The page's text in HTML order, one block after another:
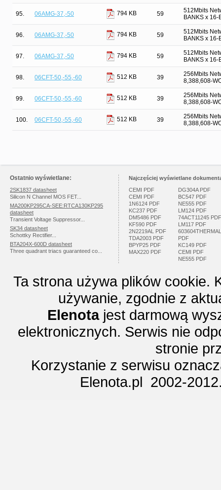
95. 06AMG-37,-50 794 KB 59
512Mbits
BANKS x 16-
96. 06AMG-37,-50 794 KB 59
512Mbits
BANKS x 16-
97. 06AMG-37,-50 794 KB 59
512Mbits
BANKS x 16-
98. 06CFT-50,-55,-60 512 KB 39
256Mbits
8,388,608-
99. 06CFT-50,-55,-60 512 KB 39
256Mbits
8,388,608-
100. 06CFT-50,-55,-60 512 KB 39
256Mbits
8,388,608-
Ostatnio wyświetlane:
2SK1837 datasheet
Silicon N Channel MOS FET...
MA200KP295CA-SEE:RTCA130KP295
datasheet
Transient Voltage Suppressor...
SK34 datasheet
Schottky Rectifier...
BTA204X-600D datasheet
Three quadrant triacs guaranteed co...
Najczęściej wyświetlane
CEMI PDF
CEMI PDF
1N6124 PDF
KC237 PDF
DM5486 PDF
KF590 PDF
2N2219AL PDF
TDA2003 PDF
BPYP25 PDF
MAX220 PDF
DG304A PDF
BC547 PDF
NE555 PDF
LM124 PDF
74ACT11245 PDF
LM117 PDF
603604THERMAL
PDF
KC149 PDF
CEMI PDF
NE555 PDF
Ta strona używa plików cookie.
używanie, zgodnie z
Elenotajest darmową
elektronicznych. Serwis nie
stronie
Korzystanie z serwisu
Elenota.pl 2002-